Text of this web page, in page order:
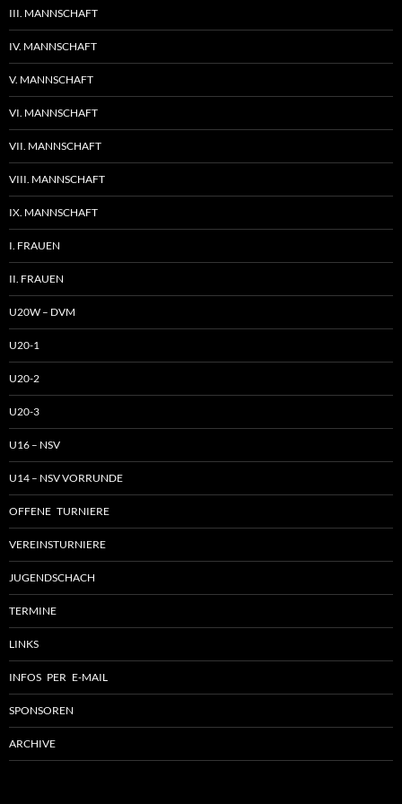
III. MANNSCHAFT
IV. MANNSCHAFT
V. MANNSCHAFT
VI. MANNSCHAFT
VII. MANNSCHAFT
VIII. MANNSCHAFT
IX. MANNSCHAFT
I. FRAUEN
II. FRAUEN
U20W – DVM
U20-1
U20-2
U20-3
U16 – NSV
U14 – NSV VORRUNDE
OFFENE TURNIERE
VEREINSTURNIERE
JUGENDSCHACH
TERMINE
LINKS
INFOS PER E-MAIL
SPONSOREN
ARCHIVE